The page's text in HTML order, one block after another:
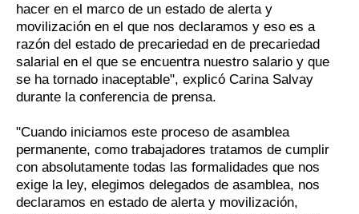
hacer en el marco de un estado de alerta y
movilización en el que nos declaramos y eso es a
razón del estado de precariedad en de precariedad
salarial en el que se encuentra nuestro salario y que
se ha tornado inaceptable", explicó Carina Salvay
durante la conferencia de prensa.
"Cuando iniciamos este proceso de asamblea
permanente, como trabajadores tratamos de cumplir
con absolutamente todas las formalidades que nos
exige la ley, elegimos delegados de asamblea, nos
declaramos en estado de alerta y movilización,